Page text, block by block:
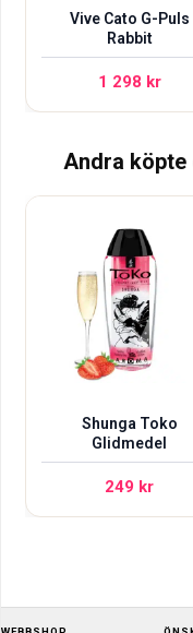
Vive Cato G-Puls
Rabbit
1 298 kr
Andra
Shunga Toko
Glidmedel
249 kr